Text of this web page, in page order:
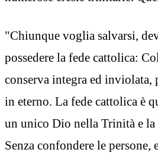
"Chiunque voglia salvarsi,
possedere la fede cattolica:
conserva integra ed inviolata,
in eterno. La fede cattolica è
un unico Dio nella Trinità e
Senza confondere le persone,